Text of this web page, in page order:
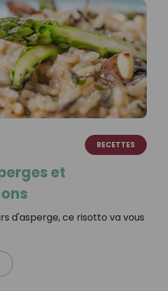
RECETTES
et
d'asperge, ce risotto va vous